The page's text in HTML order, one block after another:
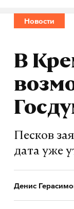
Новости
В
Песков
дата уже
Денис